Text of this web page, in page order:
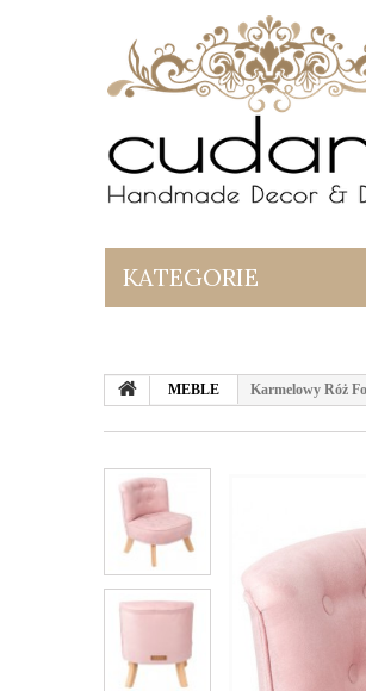
KATEGORIE
MEBLE Karmelowy Róż